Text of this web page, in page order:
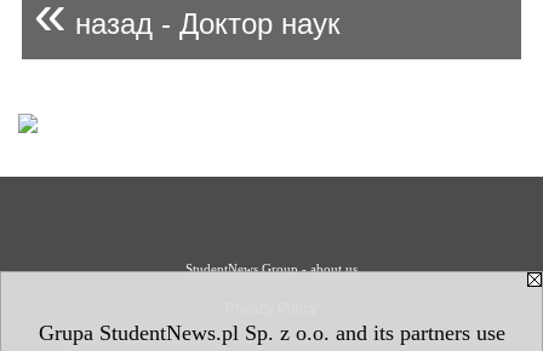
Grupa StudentNews.pl Sp. z o.o. and its partners use
« назад - Доктор наук
StudentNews Group - about us